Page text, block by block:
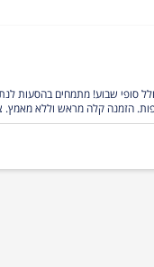
מונית? מוניות לב הדרך כאן בשבילכם, זמינים 24/7 כולל
הזמנה קלה מראש וללא מאמץ.